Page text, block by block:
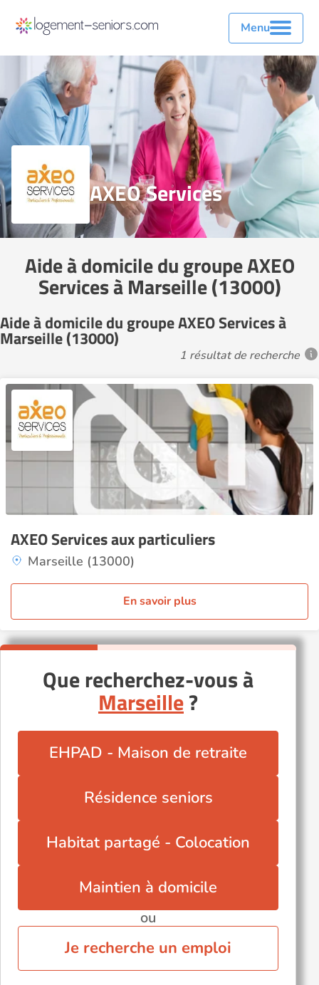
Menu
AXEO Services
Aide à domicile du groupe AXEO
Services à Marseille (13000)
Aide à domicile du groupe AXEO Services à
Marseille (13000)
1 résultat de recherche
AXEO Services aux particuliers
Marseille (13000)
En savoir plus
Que recherchez-vous à
Marseille?
EHPAD - Maison de retraite
Résidence seniors
Habitat partagé - Colocation
Maintien à domicile
ou
Je recherche un emploi